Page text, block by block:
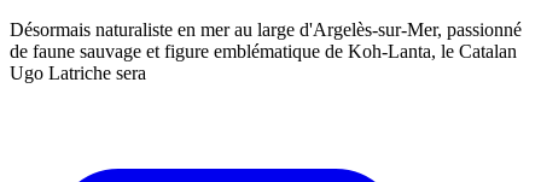
Désormais naturaliste en mer au large d'Argelès-sur-Mer, passionné
de faune sauvage et figure emblématique de Koh-Lanta, le Catalan
Ugo Latriche sera